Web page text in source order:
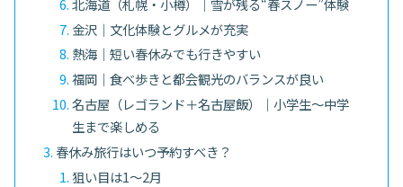
金沢｜文化体験とグルメが充実
熱海｜短い春休みでも行きやすい
福岡｜食べ歩きと都会観光のバランスが良い
名古屋（レゴランド＋名古屋飯）｜小学生〜中学
生まで楽しめる
春休み旅行はいつ予約すべき？
狙い目は1〜2月